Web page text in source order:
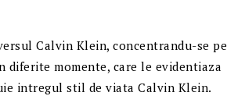
Calvin Klein, concentrandu-se pe
momente, care le evidentiaza
intregul stil de viata Calvin Klein.